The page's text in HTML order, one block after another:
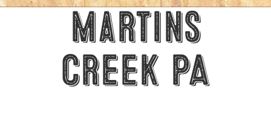
Martins
Creek PA